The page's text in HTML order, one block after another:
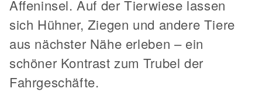
Affeninsel. Auf der Tierwiese lassen
sich Hühner, Ziegen und andere Tiere
aus nächster Nähe erleben – ein
schöner Kontrast zum Trubel der
Fahrgeschäfte.